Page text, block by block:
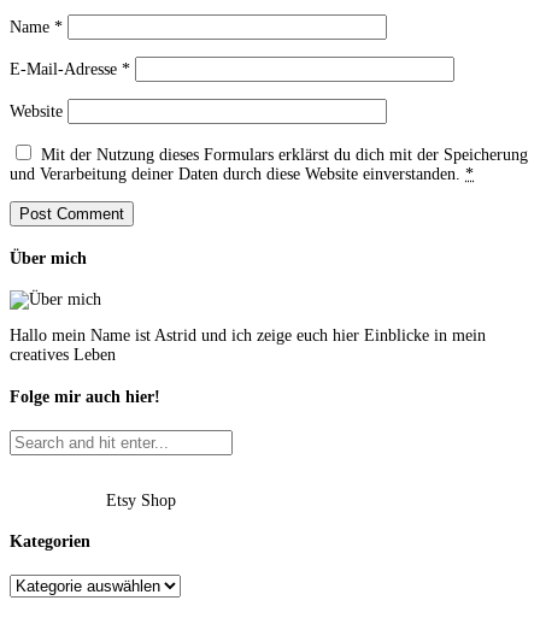
Name *
E-Mail-Adresse *
Website
Mit der Nutzung dieses Formulars erklärst du dich mit der Speicherung
und Verarbeitung deiner Daten durch diese Website einverstanden. *
Über mich
Hallo mein Name ist Astrid und ich zeige euch hier Einblicke in mein
creatives Leben
Folge mir auch hier!
Etsy Shop
Kategorien